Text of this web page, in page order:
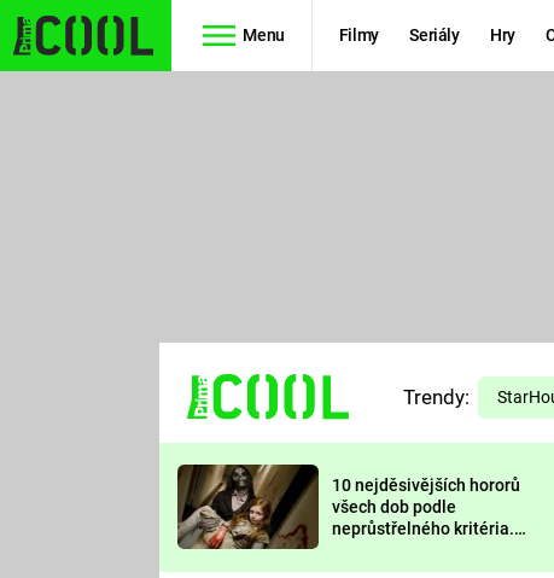
Menu Filmy Seriály Hry
TŘESKU
FUTURAMA
PREDÁTOR
Trendy:
10 nejděsivějších hororů
všech dob podle
neprůstřelného kritéria.
nejvíc zvednou tep?